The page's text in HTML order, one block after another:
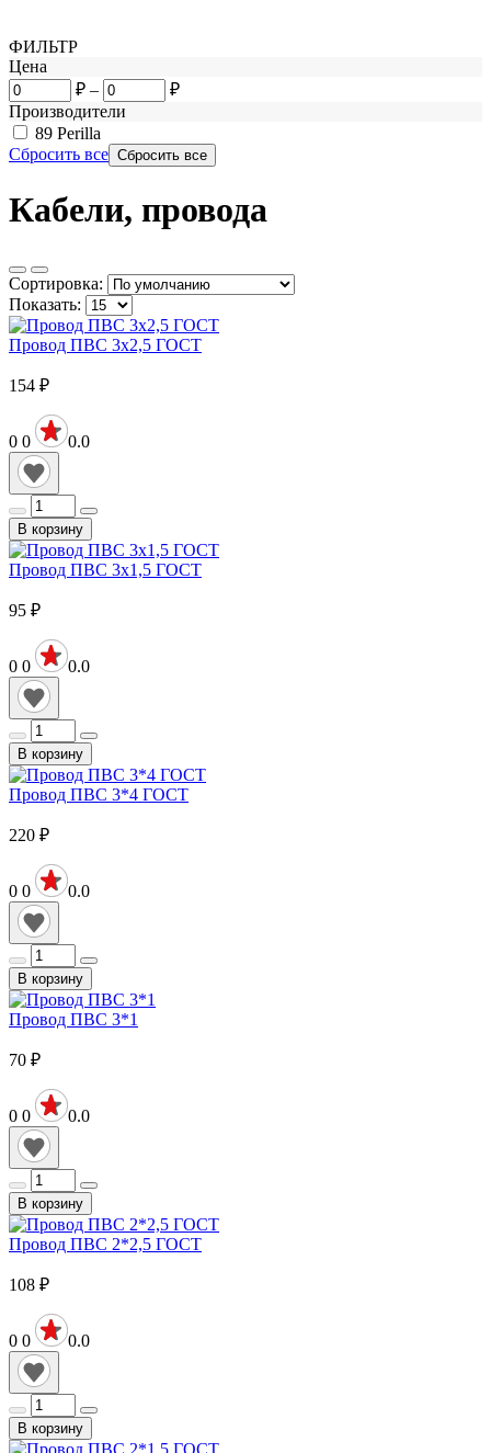
ФИЛЬТР
Цена
₽ –
₽
Производители
89 Perilla
Сбросить все
Кабели, провода
Сортировка:
Показать:
Провод ПВС 3х2,5 ГОСТ
154 ₽
0 0 0.0
В корзину
Провод ПВС 3х1,5 ГОСТ
95 ₽
0 0 0.0
В корзину
Провод ПВС 3*4 ГОСТ
220 ₽
0 0 0.0
В корзину
Провод ПВС 3*1
70 ₽
0 0 0.0
В корзину
Провод ПВС 2*2,5 ГОСТ
108 ₽
0 0 0.0
В корзину